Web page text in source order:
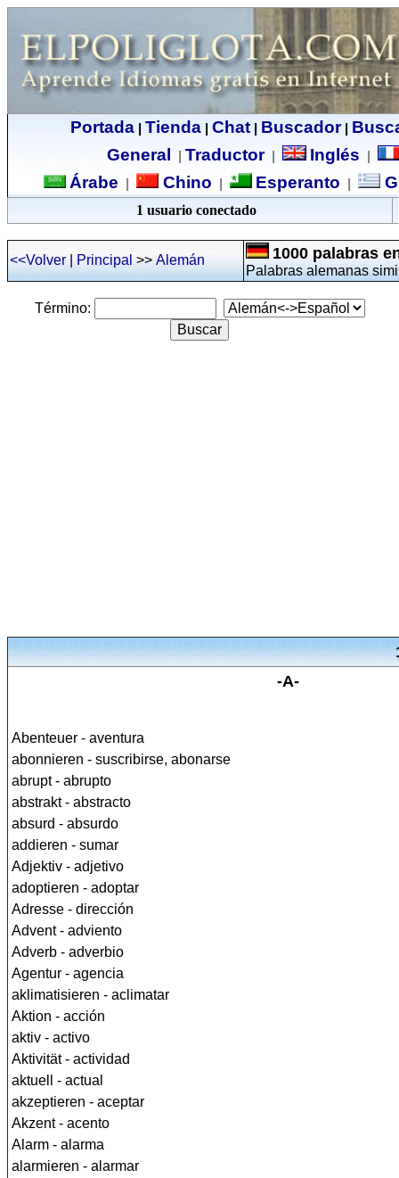
Portada| Tienda| Chat| Buscador|
General
Traductor| Inglés
Árabe Chino Esperanto
1 usuario conectado
<<Volver|Principal>>Alemán 1000 palabras
Palabras alemanas
Término:
-A-
Abenteuer - aventura
abonnieren - suscribirse, abonarse
abrupt - abrupto
abstrakt - abstracto
absurd - absurdo
addieren - sumar
Adjektiv - adjetivo
adoptieren - adoptar
Adresse - dirección
Advent - adviento
Adverb - adverbio
Agentur - agencia
aklimatisieren - aclimatar
Aktion - acción
aktiv - activo
Aktivität - actividad
aktuell - actual
akzeptieren - aceptar
Akzent - acento
Alarm - alarma
alarmieren - alarmar